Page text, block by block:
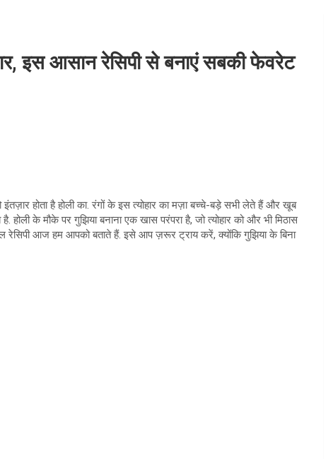
इस आसान रेसिपी से बनाएं सबकी फेवरेट
इंतज़ार होता है होली का. रंगों के इस त्योहार का मज़ा बच्चे-बड़े सभी लेते हैं और खूब
के मौके पर गुझिया बनाना एक खास परंपरा है, जो त्योहार को और भी मिठास
रेसिपी आज हम आपको बताते हैं. इसे आप ज़रूर ट्राय करें, क्योंकि गुझिया के बिना